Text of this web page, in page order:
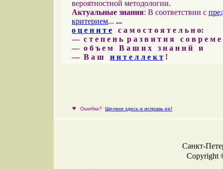
вероятностной методологии.
Актуальные знания: В соответствии с
критерием... ...
о ц е н и т е с а м о с т о я т е л ь н о:
— с т е п е н ь р а з в и т и я с о в р е м
— о б ъ е м В а ш и х з н а н и й и
— В а ш и н т е л л е к т !
♥ Ошибка? Щелкни здесь и исправь ее!
Санкт-
Copyright